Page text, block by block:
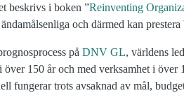
beskrivs i boken ”Reinventing
och därmed kan
på DNV GL, världens
150 år och med verksamhet i över
fungerar trots avsaknad av mål,